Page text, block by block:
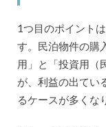
1つ目のポイント
す。民泊物件の購
用」と「投資用（
が、利益の出てい
るケースが多くな